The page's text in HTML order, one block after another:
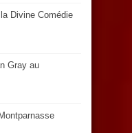
Divine Comédie
Gray au